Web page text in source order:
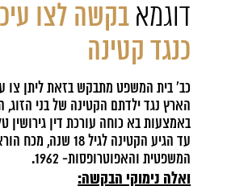
דוגמא בקשה לצו
כנגד קטינה
כב' בית המשפט מתבקש בזאת ליתן צו
באמצעות בא כוחה עורכת דין גירושין
עד הגיע הקטינה לגיל
המשפטית והאפוטרופסות- 1962.
ואלה נימוקי הבקשה: